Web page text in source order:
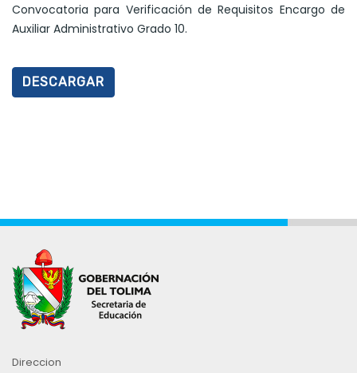
Convocatoria para Verificación de Requisitos Encargo de
Auxiliar Administrativo Grado 10.
DESCARGAR
Direccion